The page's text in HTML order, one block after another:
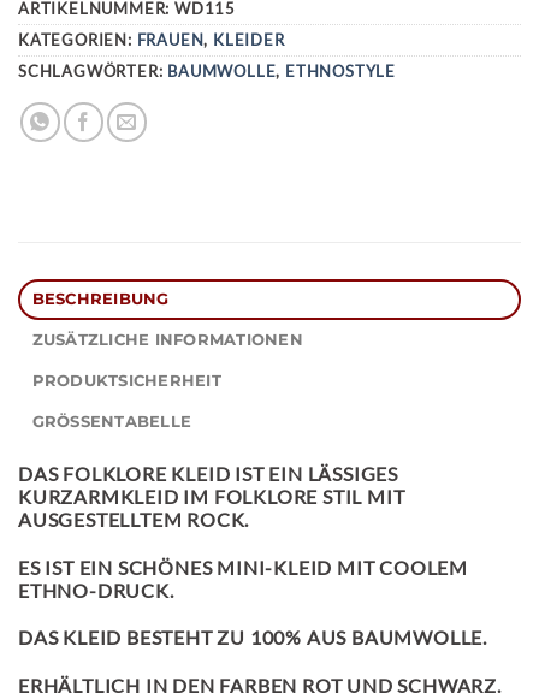
ARTIKELNUMMER:WD115
KATEGORIEN: FRAUEN, KLEIDER
SCHLAGWÖRTER: BAUMWOLLE, ETHNOSTYLE
BESCHREIBUNG
ZUSÄTZLICHE INFORMATIONEN
PRODUKTSICHERHEIT
GRÖSSENTABELLE
DAS FOLKLORE KLEID IST EIN LÄSSIGES
KURZARMKLEID IM FOLKLORE STIL MIT
AUSGESTELLTEM ROCK.
ES IST EIN SCHÖNES MINI-KLEID MIT COOLEM
ETHNO-DRUCK.
DAS KLEID BESTEHT ZU 100% AUS BAUMWOLLE.
ERHÄLTLICH IN DEN FARBEN ROT UND SCHWARZ.